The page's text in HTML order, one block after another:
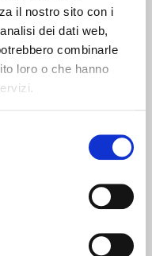
il nostro sito con i
dei dati web,
combinarle
loro o che hanno
da quando ne
altro lavoro. In
nella vendita delle
HOUSE. È un
”aprire le porte”
acquirenti. Così
a TUTTI gli